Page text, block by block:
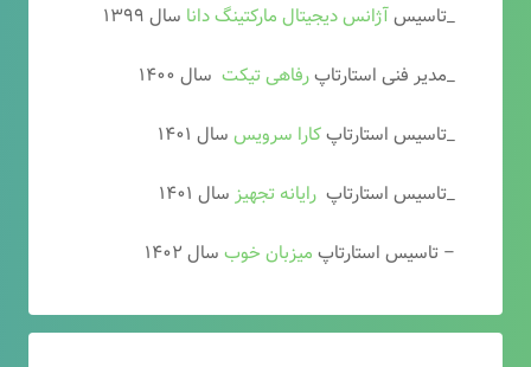
_تاسیسآژانس دیجیتال مارکتینگ دانا سال ۱۳۹۹
_مدیر فنی استارتاپرفاهی تیکت سال ۱۴۰۰
_تاسیس استارتاپکارا سرویس سال ۱۴۰۱
_تاسیس استارتاپ رایانه تجهیز سال ۱۴۰۱
– تاسیس استارتاپ میزبان خوب سال ۱۴۰۲